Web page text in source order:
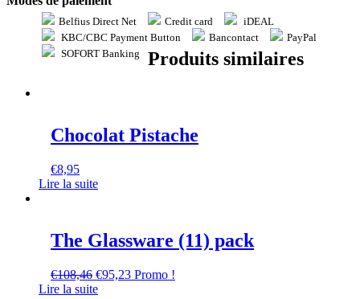
Belfius Direct Net Credit card
iDEAL
KBC/CBC Payment Button
Bancontact
PayPal
SOFORT Banking
Produits similaires
Chocolat Pistache
€8,95
Lire la suite
The Glassware (11) pack
€108,46 €95,23 Promo !
Lire la suite